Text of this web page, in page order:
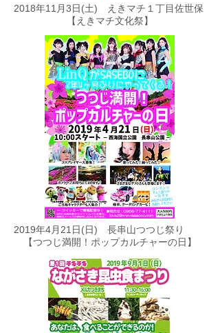
​2018年11月3日(土) えきマチ１丁目佐世保
​【えきマチ文化祭】
​2019年4月21日(日) 長串山つつじ祭り
​【つつじ満開！ポップカルチャーの日】